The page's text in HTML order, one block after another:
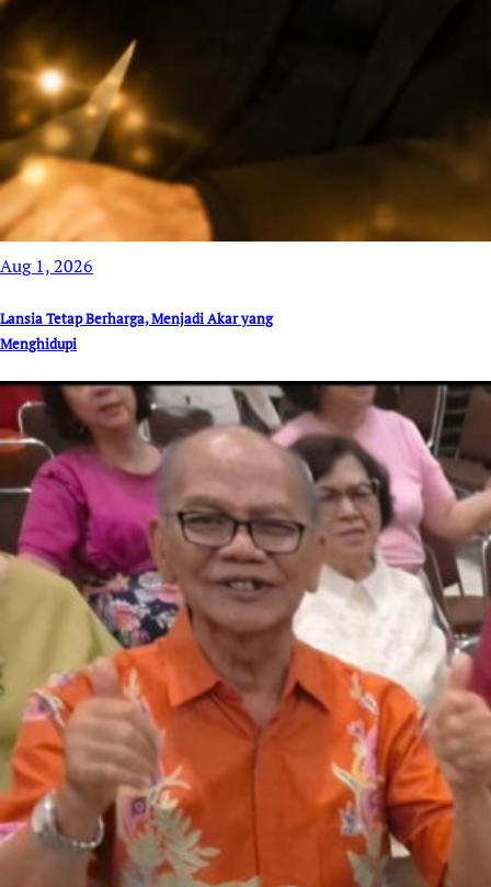
Aug 1, 2026
Lansia Tetap Berharga, Menjadi Akar yang
Menghidupi